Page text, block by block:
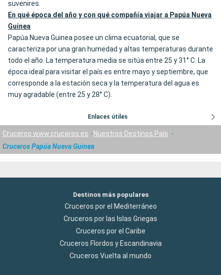
suvenires.
En qué época del año y con qué compañía viajar a Papúa Nueva
Guinea
Papúa Nueva Guinea posee un clima ecuatorial, que se
caracteriza por una gran humedad y altas temperaturas durante
todo el año. La temperatura media se sitúa entre 25 y 31° C. La
época ideal para visitar el país es entre mayo y septiembre, que
corresponde a la estación seca y la temperatura del agua es
muy agradable (entre 25 y 28° C).
Enlaces útiles
Cruceros www.cruceros.es
Nuestros Destinos País
Cruceros Papúa Nueva Guinea
Destinos más populares
Cruceros por el Mediterráneo
Cruceros por las Islas Griegas
Cruceros por el Caribe
Cruceros Flordos y Escandinavia
Cruceros Vuelta al mundo